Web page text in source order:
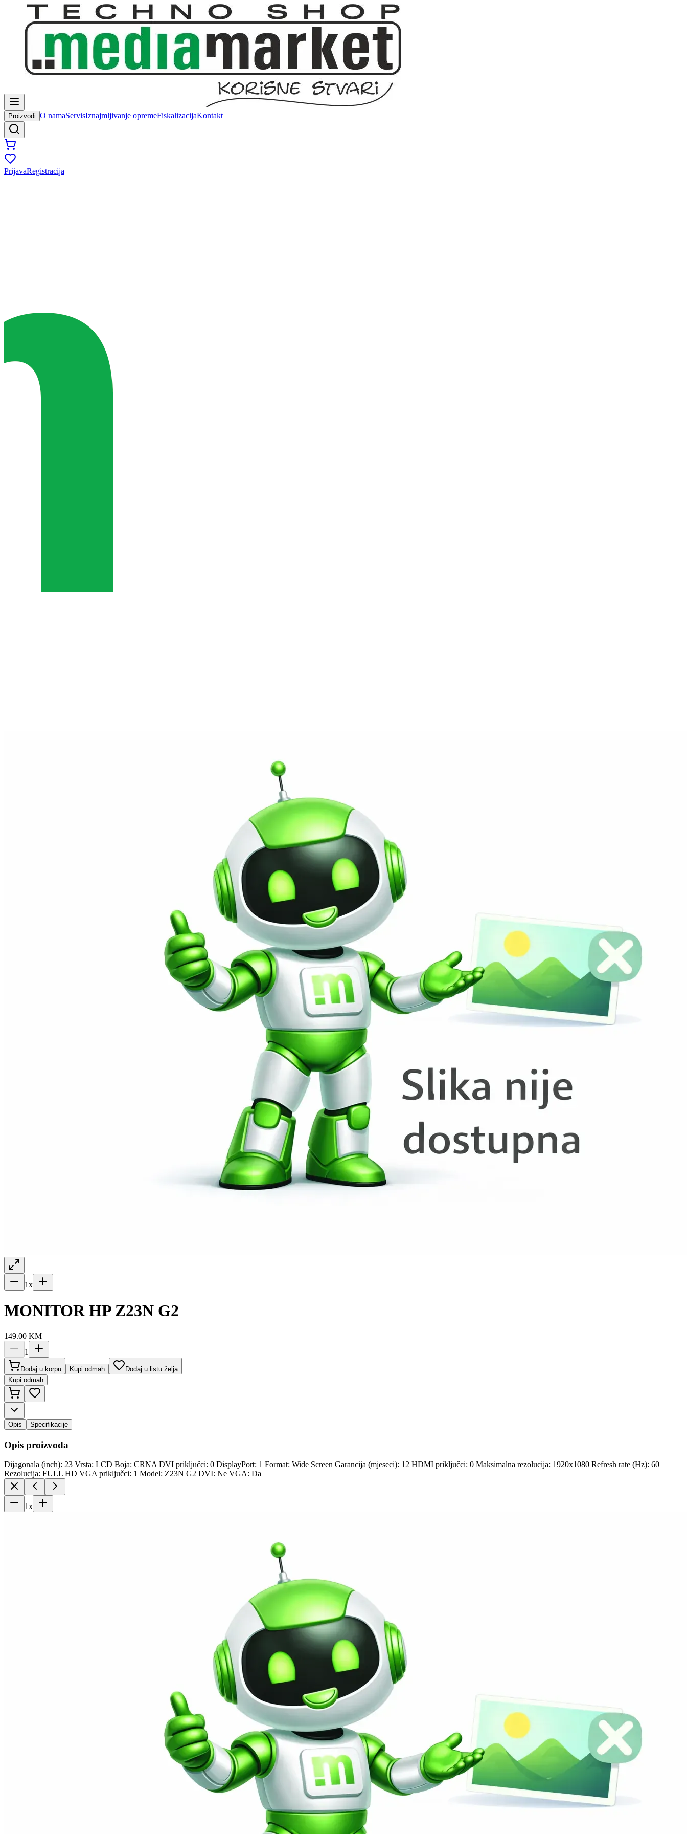
Proizvodi O namaServisIznajmljivanje opremeFiskalizacijaKontakt
PrijavaRegistracija
1x
MONITOR HP Z23N G2
149.00 KM
1
Dodaj u korpu Kupi odmah
Dodaj u listu želja
Kupi odmah
Opis Specifikacije
Opis proizvoda
Dijagonala (inch): 23 Vrsta: LCD Boja: CRNA DVI priključci: 0 DisplayPort: 1 Format: Wide Screen Garancija (mjeseci): 12 HDMI priključci: 0 Maksimalna rezolucija: 1920x1080 Refresh rate (Hz): 60
Rezolucija: FULL HD VGA priključci: 1 Model: Z23N G2 DVI: Ne VGA: Da
1x